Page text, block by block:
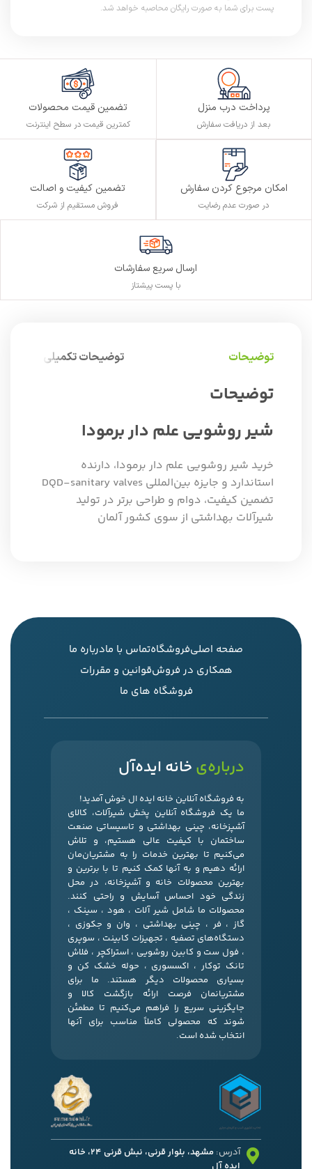
پست برای شما به صورت رایگان محاصبه خواهد شد.
پرداخت درب منزل
بعد از دریافت سفارش
تضمین قیمت محصولات
کمترین قیمت در سطح اینترنت
امکان مرجوع کردن سفارش
در صورت عدم رضایت
تضمین کیفیت و اصالت
فروش مستقیم از شرکت
ارسال سریع سفارشات
با پست پیشتاز
توضیحات توضیحات تکمیلی
توضیحات
شیر روشویی علم دار برمودا
خرید شیر روشویی علم دار برمودا، دارنده
استاندارد و جایزه بین‌المللی DQD-sanitary valves
تضمین کیفیت، دوام و طراحی برتر در تولید
شیرآلات بهداشتی از سوی کشور آلمان
صفحه اصلیفروشگاهتماس با مادرباره ما
همکاری در فروشقوانین و مقررات
فروشگاه های ما
درباره‌ی خانه ایده‌آل
به فروشگاه آنلاین خانه ایده ال خوش آمدید!
ما یک فروشگاه آنلاین پخش شیرآلات، کالای
آشپزخانه، چینی بهداشتی و تاسیساتی صنعت
ساختمان با کیفیت عالی هستیم، و تلاش
می‌کنیم تا بهترین خدمات را به مشتریان‌مان
ارائه دهیم و به آنها کمک کنیم تا با برترین و
بهترین محصولات خانه و آشپزخانه، در محل
زندگی خود احساس آسایش و راحتی کنند.
محصولات ما شامل شیر آلات ، هود ، سینک ،
گاز ، فر ، چینی بهداشتی ، وان و جکوزی ،
دستگاه‌های تصفیه ، تجهیزات کابینت ، سوپری
، فول ست و کابین روشویی ، استراکچر ، فلاش
تانک توکار ، اکسسوری ، حوله خشک کن و
بسیاری محصولات دیگر هستند. ما برای
مشتریانمان فرصت ارائه بازگشت کالا و
جایگزینی سریع را فراهم می‌کنیم تا مطمئن
شوند که محصولی کاملاً مناسب برای آنها
انتخاب شده است.
آدرس:
مشهد، بلوار قرنی، نبش قرنی 24، خانه
ایده آل